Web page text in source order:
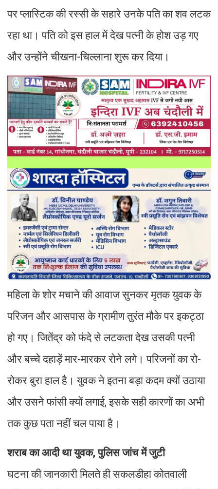
पर प्लास्टिक की रस्सी के सहारे उनके पति का शव लटक
रहा था। पति को इस हाल में देख पत्नी के होश उड़ गए
और उन्होंने चीखना-चिल्लाना शुरू कर दिया।
महिला के शोर मचाने की आवाज सुनकर मृतक युवक के
परिजन और आसपास के ग्रामीण तुरंत मौके पर इकट्ठा
हो गए। जितेंद्र को फंदे से लटकता देख उसकी पत्नी
और बच्चे दहाड़ें मार-मारकर रोने लगे। परिजनों का रो-
रोकर बुरा हाल है। युवक ने इतना बड़ा कदम क्यों उठाया
और उसने फांसी क्यों लगाई, इसके सही कारणों का अभी
तक कुछ पता नहीं चल पाया है।
शराब का आदी था युवक, पुलिस जांच में जुटी
घटना की जानकारी मिलते ही सकलडीहा कोतवाली